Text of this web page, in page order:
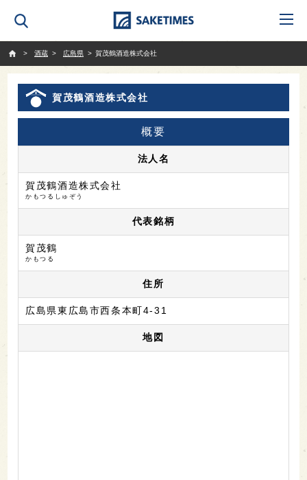
酒蔵
広島県 賀茂鶴酒造株式会社
賀茂鶴酒造株式会社
概要
法人名
賀茂鶴酒造株式会社
かもつるしゅぞう
代表銘柄
賀茂鶴
かもつる
住所
広島県東広島市西条本町4-31
地図